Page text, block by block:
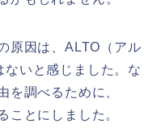
原因は、ALTO（アル
いと感じました。な
を調べるために、
ことにしました。